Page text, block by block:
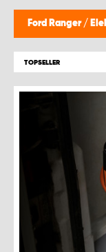
Ford Ranger /
TOPSELLER